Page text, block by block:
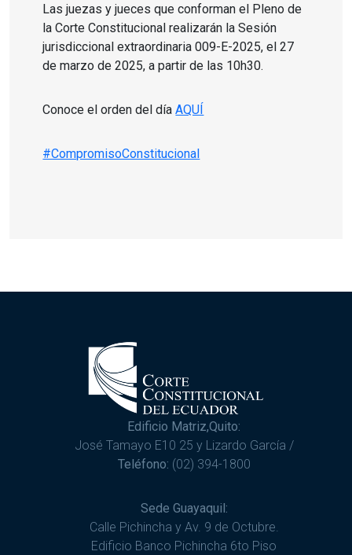
Las juezas y jueces que conforman el Pleno de
la Corte Constitucional realizarán la Sesión
jurisdiccional extraordinaria 009-E-2025, el 27
de marzo de 2025, a partir de las 10h30.
Conoce el orden del díaAQUÍ
#CompromisoConstitucional
Edificio Matriz,Quito:
José Tamayo E10 25 y Lizardo García /
Teléfono: (02) 394-1800
Sede Guayaquil:
Calle Pichincha y Av. 9 de Octubre.
Edificio Banco Pichincha 6to Piso